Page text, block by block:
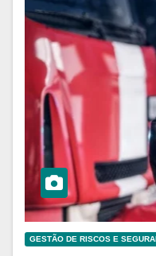
GESTÃO DE RISCOS E